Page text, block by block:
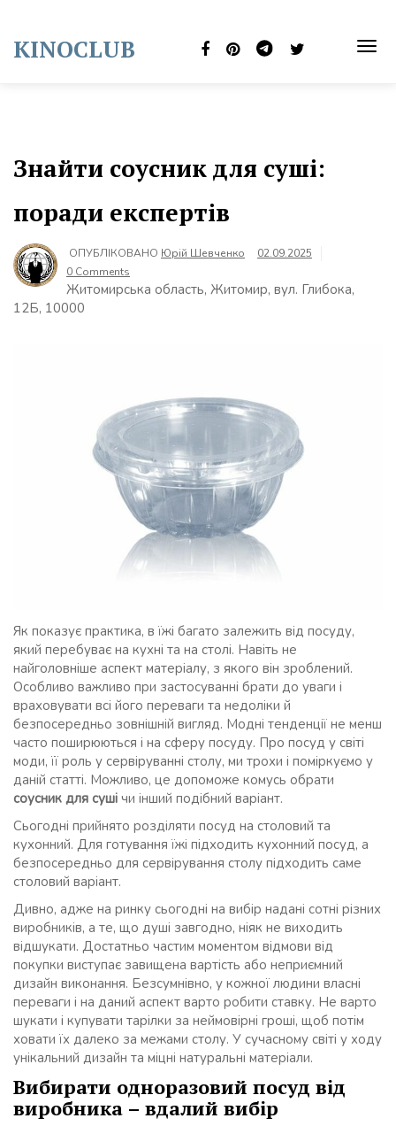
content
KINOCLUB
Знайти соусник для суші:
поради експертів
ОПУБЛІКОВАНО Юрій Шевченко
02.09.2025
0 Comments
Житомирська область, Житомир, вул. Глибока,
12Б, 10000
Як показує практика, в їжі багато залежить від посуду,
який перебуває на кухні та на столі. Навіть не
найголовніше аспект матеріалу, з якого він зроблений.
Особливо важливо при застосуванні брати до уваги і
враховувати всі його переваги та недоліки й
безпосередньо зовнішній вигляд. Модні тенденції не менш
часто поширюються і на сферу посуду. Про посуд у світі
моди, її роль у сервіруванні столу, ми трохи і поміркуємо у
даній статті. Можливо, це допоможе комусь обрати
соусник для суші чи інший подібний варіант.
Сьогодні прийнято розділяти посуд на столовий та
кухонний. Для готування їжі підходить кухонний посуд, а
безпосередньо для сервірування столу підходить саме
столовий варіант.
Дивно, адже на ринку сьогодні на вибір надані сотні різних
виробників, а те, що душі завгодно, ніяк не виходить
відшукати. Достатньо частим моментом відмови від
покупки виступає завищена вартість або неприємний
дизайн виконання. Безсумнівно, у кожної людини власні
переваги і на даний аспект варто робити ставку. Не варто
шукати і купувати тарілки за неймовірні гроші, щоб потім
ховати їх далеко за межами столу. У сучасному світі у ходу
унікальний дизайн та міцні натуральні матеріали.
Вибирати одноразовий посуд від
виробника – вдалий вибір